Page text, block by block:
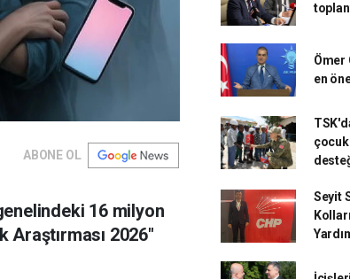
ABONE OL
16 milyon
2026"
Ömer
en
Seyit